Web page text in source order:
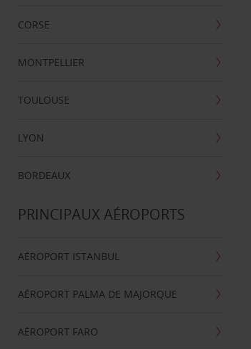
CORSE
MONTPELLIER
TOULOUSE
LYON
BORDEAUX
PRINCIPAUX AÉROPORTS
AÉROPORT ISTANBUL
AÉROPORT PALMA DE MAJORQUE
AÉROPORT FARO